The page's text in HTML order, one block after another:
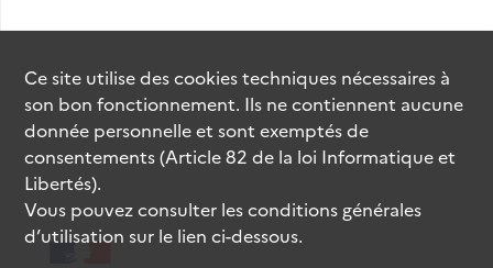
Ce site utilise descookiestechniques nécessaires à
son bon fonctionnement. Ils ne contiennent aucune
donnée personnelle et sont exemptés de
consentements (Article 82 de la loi Informatique et
Libertés).
Vous pouvez consulter les conditions générales
d’utilisation sur le lien ci-dessous.